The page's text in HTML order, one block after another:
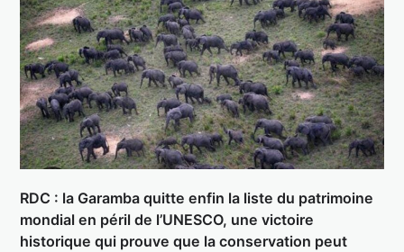
RDC : la Garamba quitte enfin la liste du patrimoine
mondial en péril de l’UNESCO, une victoire
historique qui prouve que la conservation peut